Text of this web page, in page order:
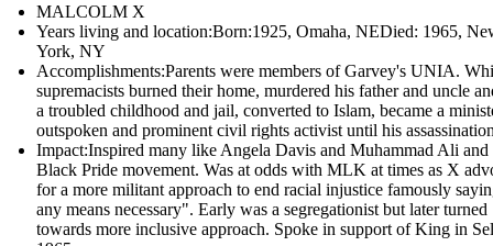
MALCOLM X
Years living and location:Born:1925, Omaha, NEDied: 1965,
York, NY
Accomplishments: Parents were members of Garvey's UNIA.
supremacists burned their home, murdered his father and uncle
a troubled childhood and jail, converted to Islam, became a
outspoken and prominent civil rights activist until his
Impact: Inspired many like Angela Davis and Muhammad Ali and
Black Pride movement. Was at odds with MLK at times as X
for a more militant approach to end racial injustice famously
any means necessary". Early was a segregationist but later turned
towards more inclusive approach. Spoke in support of King in